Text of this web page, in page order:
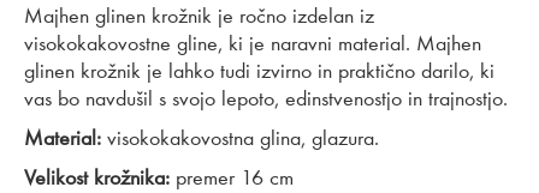
Majhen glinen krožnik je ročno izdelan iz
visokokakovostne gline, ki je naravni material. Majhen
glinen krožnik je lahko tudi izvirno in praktično darilo, ki
vas bo navdušil s svojo lepoto, edinstvenostjo in trajnostjo.
Material: visokokakovostna glina, glazura.
Velikost krožnika: premer 16 cm